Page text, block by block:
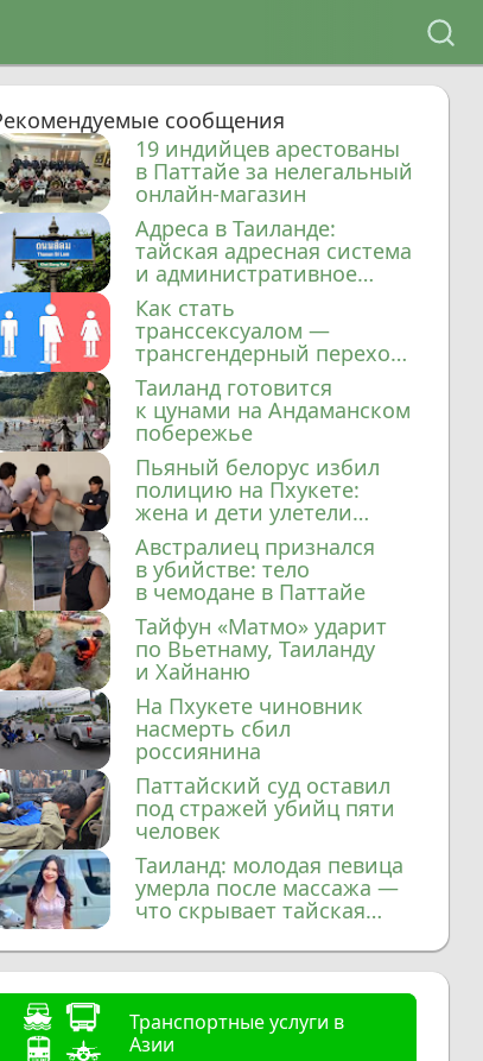
сообщения
19 индийцев арестованы
в Паттайе за нелегальный
онлайн-магазин
Адреса в Таиланде:
тайская адресная система
и административное
деление
Как стать
транссексуалом —
трансгендерный переход
в Таиланде
Таиланд готовится
к цунами на Андаманском
побережье
Пьяный белорус избил
полицию на Пхукете:
жена и дети улетели
домой
Австралиец признался
в убийстве: тело
в чемодане в Паттайе
Тайфун «Матмо» ударит
по Вьетнаму, Таиланду
и Хайнаню
На Пхукете чиновник
насмерть сбил
россиянина
Паттайский суд оставил
под стражей убийц пяти
человек
Таиланд: молодая певица
умерла после массажа —
что скрывает тайская
медицина?
Транспортные услуги в
Азии